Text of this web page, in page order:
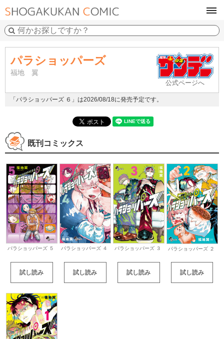
パラショッパーズ
福地 翼
公式ページへ
「パラショッパーズ ６」は2026/08/18に発売予定です。
既刊コミックス
パラショッパーズ ５
試し読み
パラショッパーズ ４
試し読み
パラショッパーズ ３
試し読み
パラショッパーズ ２
試し読み